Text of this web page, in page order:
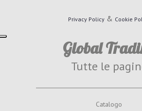
Privacy Policy& Cookie
Global
Tutte le
Catalogo